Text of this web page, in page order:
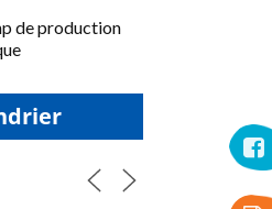
de production